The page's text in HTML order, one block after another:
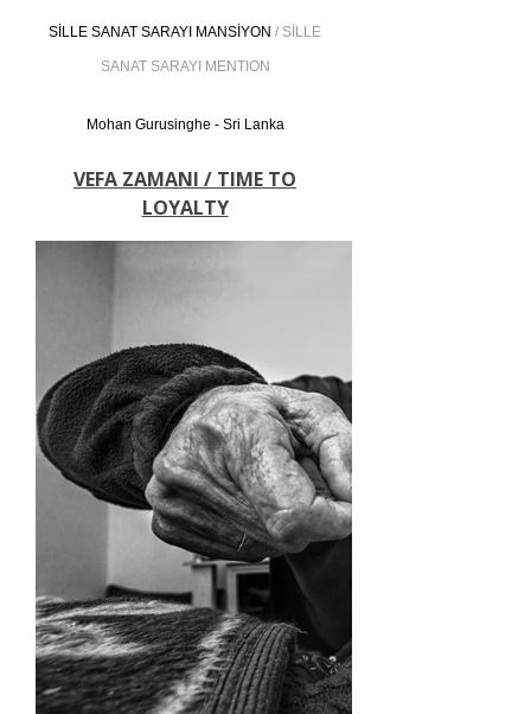
SİLLE SANAT SARAYI MANSİYON / SİLLE
SANAT SARAYI MENTION
Mohan Gurusinghe - Sri Lanka
VEFA ZAMANI / TIME TO
LOYALTY